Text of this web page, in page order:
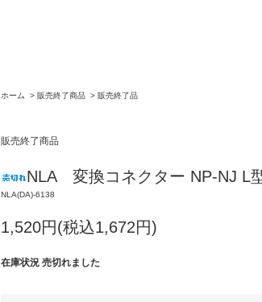
ホーム > 販売終了商品 > 販売終了品
販売終了商品
NLA 変換コネクター NP-NJ L
NLA(DA)-6138
1,520円(税込1,672円)
在庫状況 売切れました